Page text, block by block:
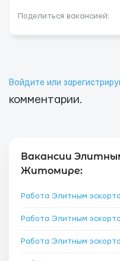
Поделиться вакансией:
Войдите или
комментарии.
Вакансии
Житомире:
Работа Элитным
Работа Элитным
Работа Элитным